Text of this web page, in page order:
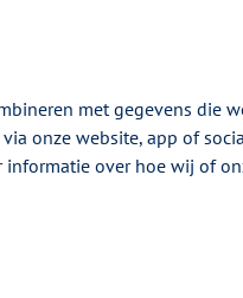
u een
met gegevens die
onze website, app of
informatie over hoe wij of